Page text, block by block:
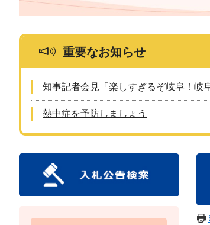
重要なお知らせ
知事記者会見「楽しすぎるぞ岐阜！岐
熱中症を予防しましょう